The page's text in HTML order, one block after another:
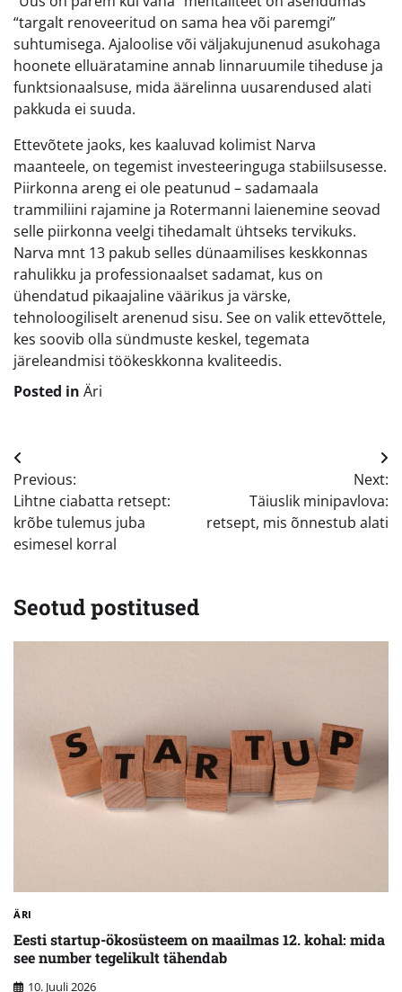
“targalt renoveeritud on sama hea või paremgi”
suhtumisega. Ajaloolise või väljakujunenud asukohaga
hoonete elluäratamine annab linnaruumile tiheduse ja
funktsionaalsuse, mida äärelinna uusarendused alati
pakkuda ei suuda.
Ettevõtete jaoks, kes kaaluvad kolimist Narva
maanteele, on tegemist investeeringuga stabiilsusesse.
Piirkonna areng ei ole peatunud – sadamaala
trammiliini rajamine ja Rotermanni laienemine seovad
selle piirkonna veelgi tihedamalt ühtseks tervikuks.
Narva mnt 13 pakub selles dünaamilises keskkonnas
rahulikku ja professionaalset sadamat, kus on
ühendatud pikaajaline väärikus ja värske,
tehnoloogiliselt arenenud sisu. See on valik ettevõttele,
kes soovib olla sündmuste keskel, tegemata
järeleandmisi töökeskkonna kvaliteedis.
Posted in Äri
Navigeerimine
Previous:
Lihtne ciabatta retsept:
krõbe tulemus juba
esimesel korral
Next:
Täiuslik minipavlova:
retsept, mis õnnestub alati
Seotud postitused
ÄRI
Eesti startup-ökosüsteem on maailmas 12. kohal: mida
see number tegelikult tähendab
10. Juuli 2026